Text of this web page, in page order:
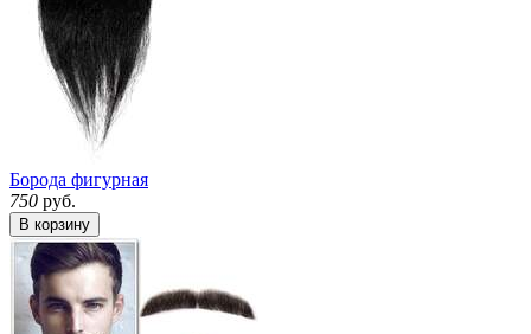
Борода фигурная
750 руб.
В корзину